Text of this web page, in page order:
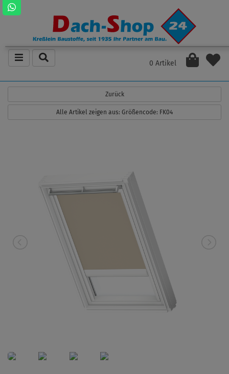
0 Artikel
Zurück
Alle Artikel zeigen aus: Größencode: FK04